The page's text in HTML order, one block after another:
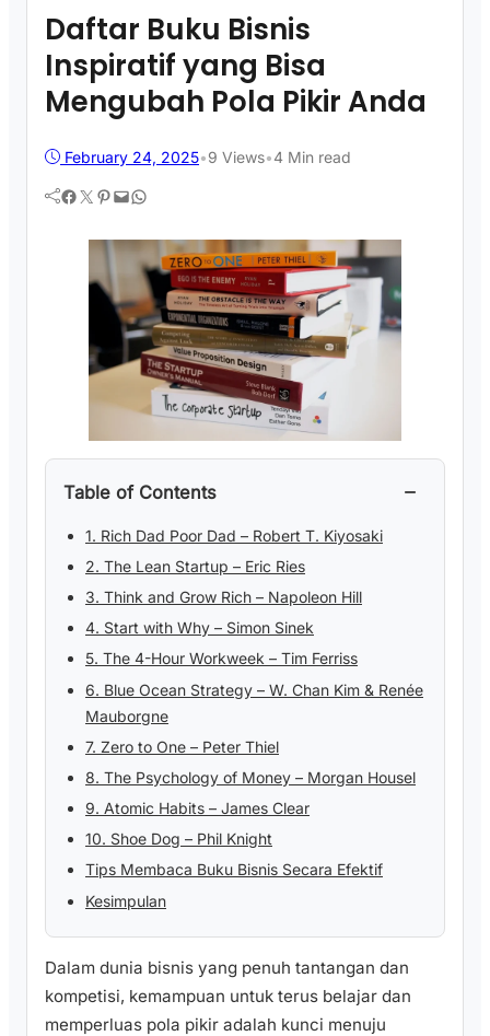
Daftar Buku Bisnis
Inspiratif yang Bisa
Mengubah Pola Pikir Anda
February 24, 2025•9 Views•4 Min read
Facebook Twitter Pinterest Mail WhatsApp
Table of Contents −
1. Rich Dad Poor Dad – Robert T. Kiyosaki
2. The Lean Startup – Eric Ries
3. Think and Grow Rich – Napoleon Hill
4. Start with Why – Simon Sinek
5. The 4-Hour Workweek – Tim Ferriss
6. Blue Ocean Strategy – W. Chan Kim & Renée
Mauborgne
7. Zero to One – Peter Thiel
8. The Psychology of Money – Morgan Housel
9. Atomic Habits – James Clear
10. Shoe Dog – Phil Knight
Tips Membaca Buku Bisnis Secara Efektif
Kesimpulan
Dalam dunia bisnis yang penuh tantangan dan
kompetisi, kemampuan untuk terus belajar dan
memperluas pola pikir adalah kunci menuju